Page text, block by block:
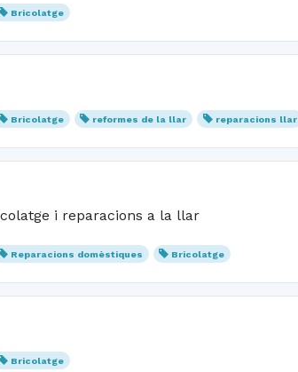
Bricolatge
Bricolatge reformes de la llar reparacions llar
i reparacions a la llar
Reparacions domèstiques Bricolatge
Bricolatge